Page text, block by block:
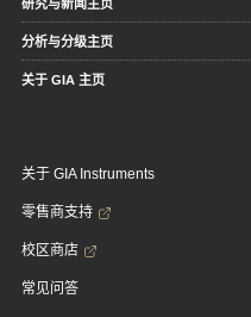
研究与新闻主页
分析与分级主页
关于 GIA 主页
关于 GIA Instruments
零售商支持
校区商店
常见问答